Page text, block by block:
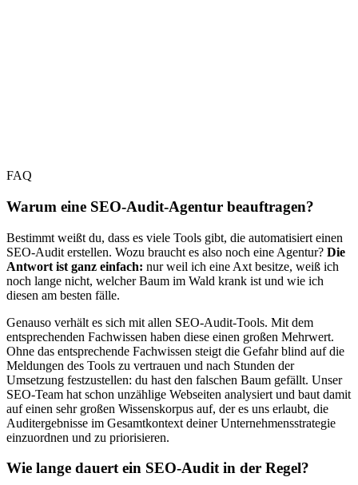
FAQ
Warum eine SEO-Audit-Agentur beauftragen?
Bestimmt weißt du, dass es viele Tools gibt, die automatisiert einen
SEO-Audit erstellen. Wozu braucht es also noch eine Agentur? Die
Antwort ist ganz einfach: nur weil ich eine Axt besitze, weiß ich
noch lange nicht, welcher Baum im Wald krank ist und wie ich
diesen am besten fälle.
Genauso verhält es sich mit allen SEO-Audit-Tools. Mit dem
entsprechenden Fachwissen haben diese einen großen Mehrwert.
Ohne das entsprechende Fachwissen steigt die Gefahr blind auf die
Meldungen des Tools zu vertrauen und nach Stunden der
Umsetzung festzustellen: du hast den falschen Baum gefällt. Unser
SEO-Team hat schon unzählige Webseiten analysiert und baut damit
auf einen sehr großen Wissenskorpus auf, der es uns erlaubt, die
Auditergebnisse im Gesamtkontext deiner Unternehmensstrategie
einzuordnen und zu priorisieren.
Wie lange dauert ein SEO-Audit in der Regel?